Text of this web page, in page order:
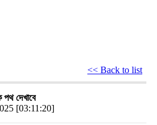
<< Back to list
পথ দেখাবে
[03:11:20]